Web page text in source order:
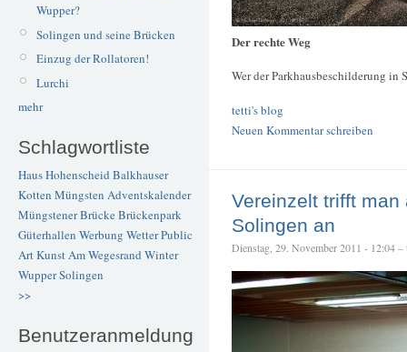
Wupper?
Solingen und seine Brücken
Einzug der Rollatoren!
Lurchi
mehr
Schlagwortliste
Haus Hohenscheid Balkhauser
Kotten Müngsten Adventskalender
Müngstener BrückeBrückenpark
Güterhallen Werbung WetterPublic
ArtKunstAm Wegesrand Winter
WupperSolingen
>>
Benutzeranmeldung
Der rechte Weg
Wer der Parkhausbeschilderung
tetti's blog
Neuen Kommentar schreiben
Vereinzelt trifft
Solingen an
Dienstag, 29. November 2011 - 12:04 –